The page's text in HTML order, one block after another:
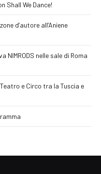
Shall We Dance!
d’autore all’Aniene
NIMRODS nelle sale di Roma
e Circo tra la Tuscia e